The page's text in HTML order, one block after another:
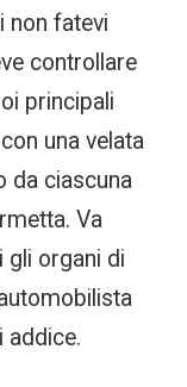
non fatevi
controllare
principali
una velata
da ciascuna
Va
gli organi di
addice.